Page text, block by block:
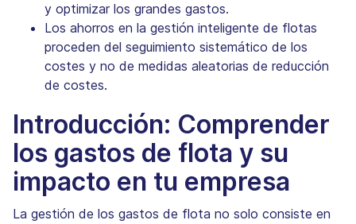
y optimizar los grandes gastos.
Los ahorros en la gestión inteligente de flotas
proceden del seguimiento sistemático de los
costes y no de medidas aleatorias de reducción
de costes.
Introducción: Comprender
los gastos de flota y su
impacto en tu empresa
La gestión de los gastos de flota no solo consiste en